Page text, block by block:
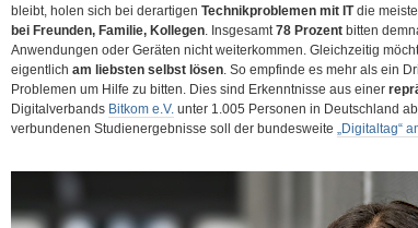
bleibt, holen sich bei derartigen Technikproblemen mit ITdie
bei Freunden, Familie, Kollegen. Insgesamt78 Prozent bitten
Anwendungen oder Geräten nicht weiterkommen. Gleichzeitig
eigentlich am liebsten selbst lösen. So empfinde es mehr als ein
Problemen um Hilfe zu bitten. Dies sind Erkenntnisse aus einer
Digitalverbands Bitkom e.V. unter 1.005 Personen in Deutschland
verbundenen Studienergebnisse soll der bundesweite „Digitaltag“